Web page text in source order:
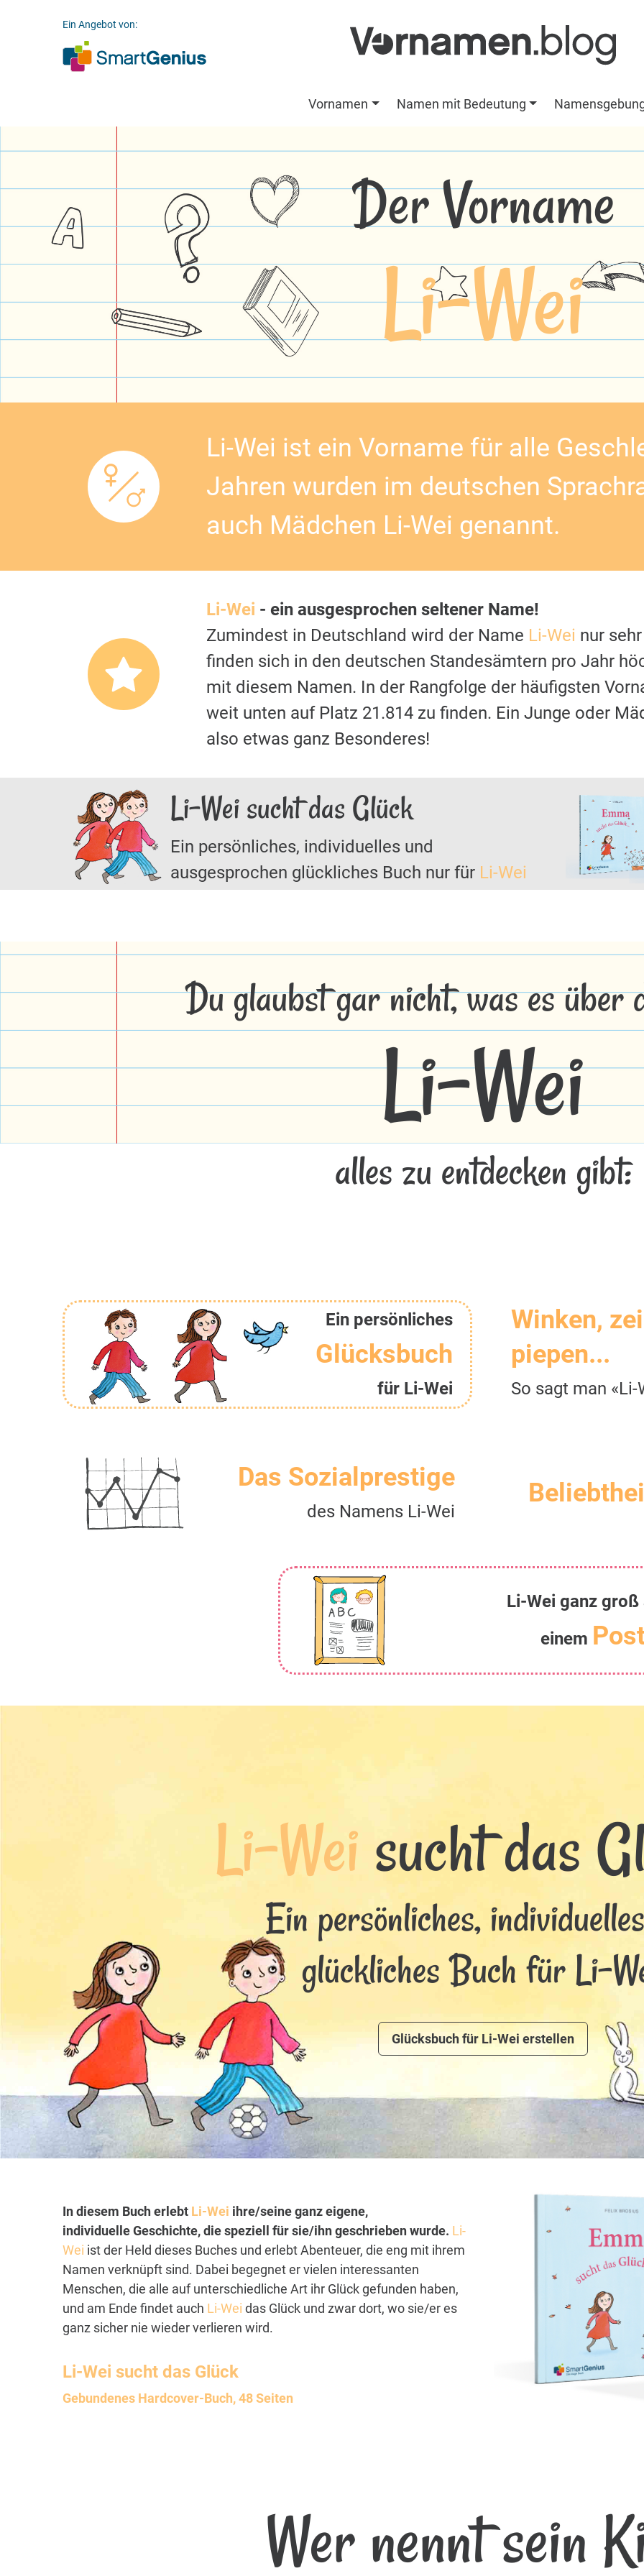
Ein Angebot von:
Vornamen Namen mit Bedeutung
Der Vorname
Li-Wei
Li-Wei ist ein Vorname für alle
Jahren wurden im deutschen
auch Mädchen Li-Wei genannt.
Li-Wei - ein ausgesprochen seltener Name!
Zumindest in Deutschland wird der Name Li-Wei nur
finden sich in den deutschen Standesämtern pro Jahr
mit diesem Namen. In der Rangfolge der häufigsten
weit unten auf Platz 21.814 zu finden. Ein Junge oder
also etwas ganz Besonderes!
Li-Wei sucht das Glück
Ein persönliches, individuelles und
ausgesprochen glückliches Buch nur für Li-Wei
Du glaubst gar nicht, was es über
Li-Wei
alles zu entdecken gibt:
Ein persönliches
Glücksbuch
für Li-Wei
Winken,
piepen...
So sagt man «Li-
Das Sozialprestige
des Namens Li-Wei
Li-Wei ganz groß
einem
Li-Wei sucht das
Ein persönliches,
glückliches Buch für Li-
Glücksbuch für Li-Wei erstellen
In diesem Buch erlebt Li-Wei ihre/seine ganz eigene,
individuelle Geschichte, die speziell für sie/ihn geschrieben wurde. Li-
Wei ist der Held dieses Buches und erlebt Abenteuer, die eng mit ihrem
Namen verknüpft sind. Dabei begegnet er vielen interessanten
Menschen, die alle auf unterschiedliche Art ihr Glück gefunden haben,
und am Ende findet auch Li-Wei das Glück und zwar dort, wo sie/er es
ganz sicher nie wieder verlieren wird.
Li-Wei sucht das Glück
Gebundenes Hardcover-Buch, 48 Seiten
Wer nennt sein